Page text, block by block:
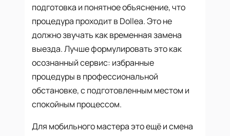
подготовка и понятное объяснение, что
процедура проходит в Dollea. Это не
должно звучать как временная замена
выезда. Лучше формулировать это как
осознанный сервис: избранные
процедуры в профессиональной
обстановке, с подготовленным местом и
спокойным процессом.
Для мобильного мастера это ещё и смена